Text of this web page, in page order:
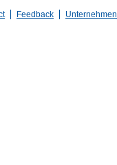
Feedback Unternehmen